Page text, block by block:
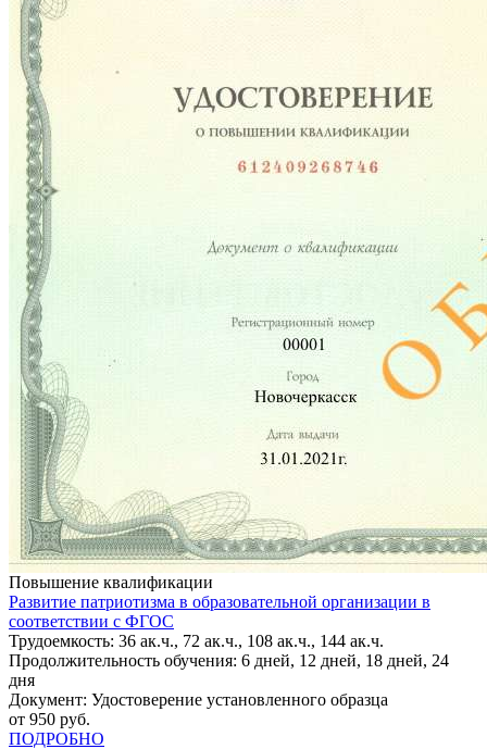
Повышение квалификации
Развитие патриотизма в образовательной организации в
соответствии с ФГОС
Трудоемкость: 36 ак.ч., 72 ак.ч., 108 ак.ч., 144 ак.ч.
Продолжительность обучения: 6 дней, 12 дней, 18 дней, 24
дня
Документ: Удостоверение установленного образца
от 950 руб.
ПОДРОБНО